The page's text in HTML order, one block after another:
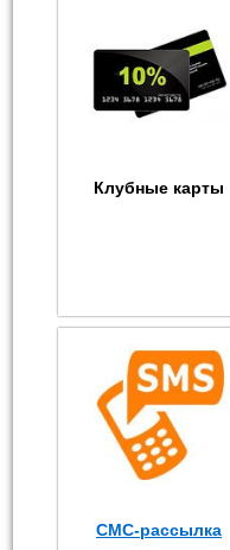
Клубные карты
СМС-рассылка